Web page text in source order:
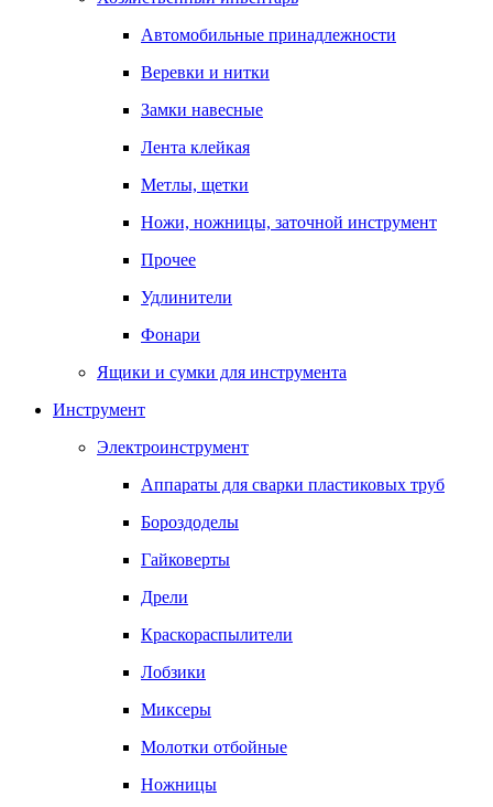
Автомобильные принадлежности
Веревки и нитки
Замки навесные
Лента клейкая
Метлы, щетки
Ножи, ножницы, заточной инструмент
Прочее
Удлинители
Фонари
Ящики и сумки для инструмента
Инструмент
Электроинструмент
Аппараты для сварки пластиковых труб
Бороздоделы
Гайковерты
Дрели
Краскораспылители
Лобзики
Миксеры
Молотки отбойные
Ножницы